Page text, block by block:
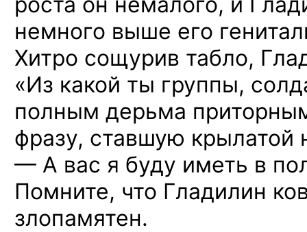
немного выше его
Хитро сощурив табло,
«Из какой ты группы,
полным дерьма
фразу, ставшую крылатой
— А вас я буду иметь в
Помните, что Гладилин
злопамятен.